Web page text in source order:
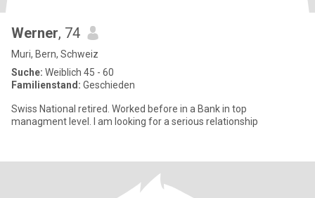
Werner, 74
Muri, Bern, Schweiz
Suche: Weiblich 45 - 60
Familienstand: Geschieden
Swiss National retired. Worked before in a Bank in top
managment level. I am looking for a serious relationship